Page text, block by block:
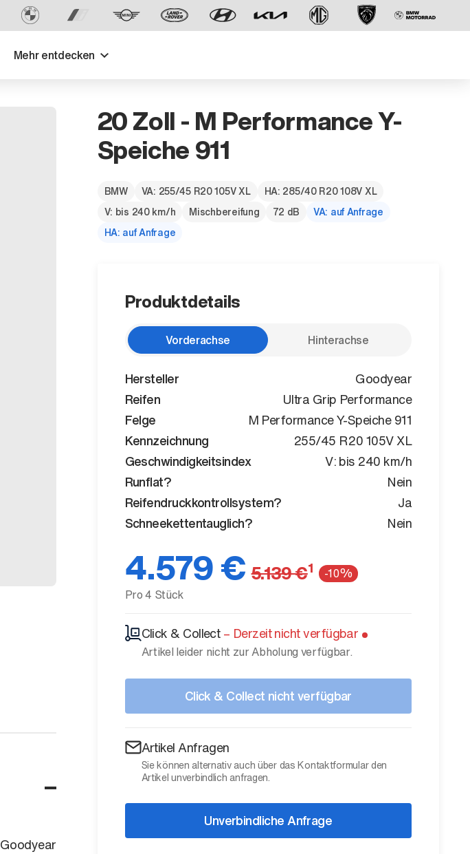
Mehr entdecken
Der neue BMW X5.
Goodyear
20 Zoll - M Performance Y-
Speiche 911
BMW VA: 255/45 R20 105V XL
HA: 285/40 R20 108V XL
V: bis 240 km/h
Mischbereifung 72 dB
VA: auf Anfrage
HA: auf Anfrage
Produktdetails
Vorderachse Hinterachse
Hersteller
Goodyear
Reifen
Ultra Grip Performance
Felge
M Performance Y-Speiche 911
Kennzeichnung
255/45 R20 105V XL
Geschwindigkeitsindex
V: bis 240 km/h
Runflat?
Nein
Reifendruckkontrollsystem?
Ja
Schneekettentauglich?
Nein
4.579 €
Pro 4 Stück
5.139 €1 -10%
Click & Collect– Derzeit nicht verfügbar
Artikel leider nicht zur Abholung verfügbar.
Click & Collect nicht verfügbar
Artikel Anfragen
Sie können alternativ auch über das Kontaktformular den
Artikel unverbindlich anfragen.
Unverbindliche Anfrage